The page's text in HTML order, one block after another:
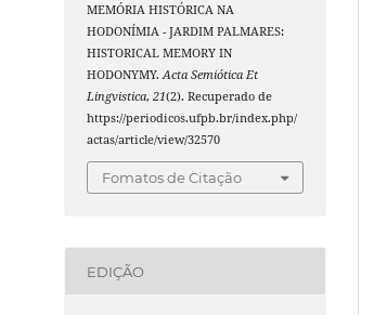
MEMÓRIA HISTÓRICA NA
HODONÍMIA - JARDIM PALMARES:
HISTORICAL MEMORY IN
HODONYMY.Acta Semiótica Et
Lingvistica,21(2). Recuperado de
https://periodicos.ufpb.br/index.php/
actas/article/view/32570
Fomatos de Citação
EDIÇÃO